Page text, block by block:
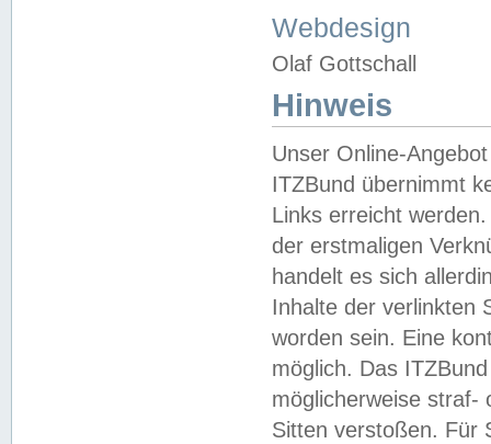
Webdesign
Olaf Gottschall
Hinweis
Unser Online-
ITZBund übernimmt
Links erreicht
der erstmaligen
handelt es sich
Inhalte der verlinkten
worden sein. Eine
möglich. Das
möglicherweise straf-
Sitten verstoßen. Für